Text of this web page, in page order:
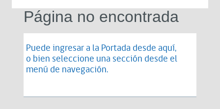
Página no encontrada
Puede ingresar a la Portada desde aquí,
o bien seleccione una sección desde el
menú de navegación.